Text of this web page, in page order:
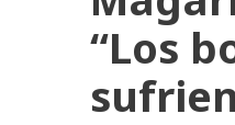
“Los